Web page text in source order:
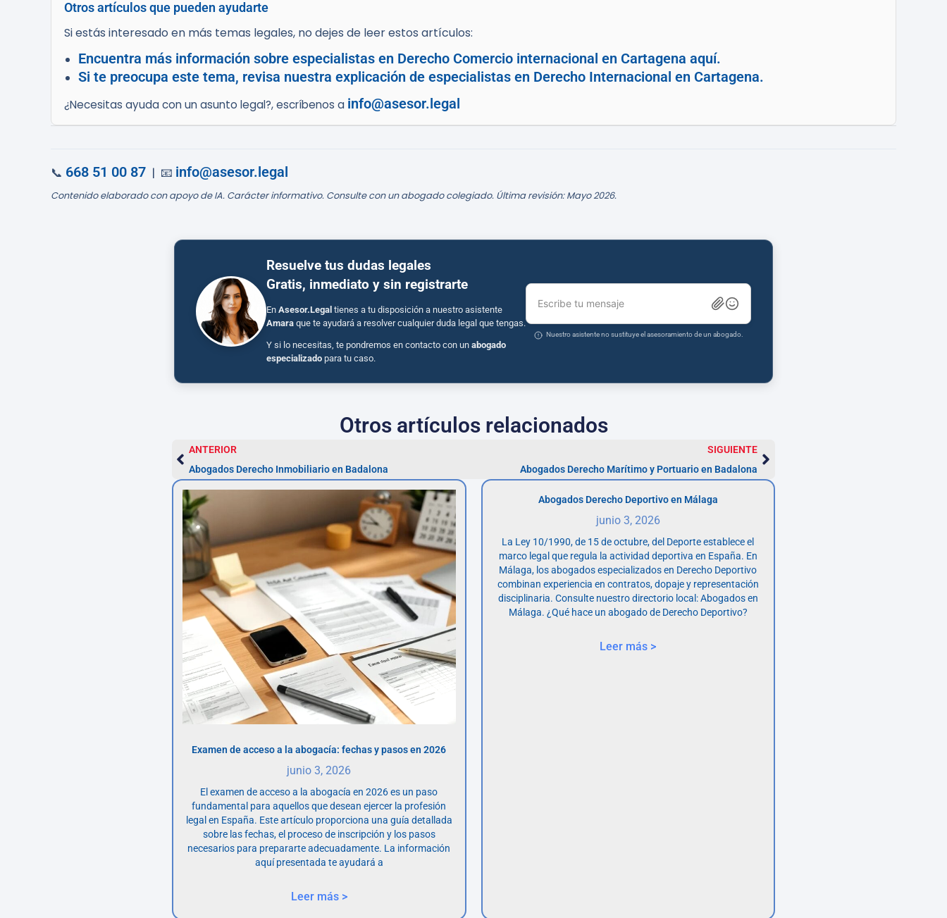
Otros artículos que pueden ayudarte
Si estás interesado en más temas legales, no dejes de leer estos artículos:
Encuentra más información sobre especialistas en Derecho Comercio internacional en Cartagena aquí.
Si te preocupa este tema, revisa nuestra explicación de especialistas en Derecho Internacional en Cartagena.
¿Necesitas ayuda con un asunto legal?, escríbenos a info@asesor.legal
📞 668 51 00 87 | 📧 info@asesor.legal
Contenido elaborado con apoyo de IA. Carácter informativo. Consulte con un abogado colegiado. Última revisión: Mayo 2026.
Resuelve tus dudas legales
Gratis, inmediato y sin registrarte
En Asesor.Legal tienes a tu disposición a nuestro asistente
Amara que te ayudará a resolver cualquier duda legal que tengas.
Y si lo necesitas, te pondremos en contacto con un abogado
especializado para tu caso.
Escribe tu mensaje
Nuestro asistente no sustituye el asesoramiento de un abogado.
Otros artículos relacionados
ANTERIOR
Abogados Derecho Inmobiliario en Badalona
SIGUIENTE
Abogados Derecho Marítimo y Portuario en Badalona
Examen de acceso a la abogacía: fechas y pasos en 2026
junio 3, 2026
El examen de acceso a la abogacía en 2026 es un paso
fundamental para aquellos que desean ejercer la profesión
legal en España. Este artículo proporciona una guía detallada
sobre las fechas, el proceso de inscripción y los pasos
necesarios para prepararte adecuadamente. La información
aquí presentada te ayudará a
Leer más >
Abogados Derecho Deportivo en Málaga
junio 3, 2026
La Ley 10/1990, de 15 de octubre, del Deporte establece el
marco legal que regula la actividad deportiva en España. En
Málaga, los abogados especializados en Derecho Deportivo
combinan experiencia en contratos, dopaje y representación
disciplinaria. Consulte nuestro directorio local: Abogados en
Málaga. ¿Qué hace un abogado de Derecho Deportivo?
Leer más >